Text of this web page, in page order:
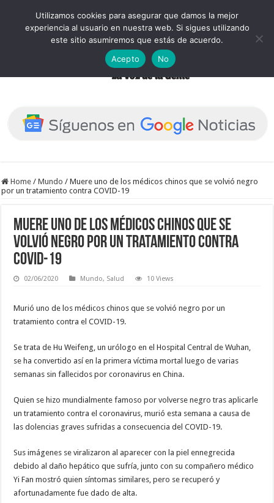
Home / Mundo / Muere uno de los médicos chinos que se volvió negro
por un tratamiento contra COVID-19
Muere uno de los médicos chinos que se
volvió negro por un tratamiento contra
COVID-19
02/06/2020 Mundo, Salud 10 Views
Murió uno de los médicos chinos que se volvió negro por un
tratamiento contra el COVID-19.
Se trata de Hu Weifeng, un urólogo en el Hospital Central de Wuhan,
se ha convertido así en la primera víctima mortal luego de varias
semanas sin fallecidos por coronavirus en China.
Quien se hizo mundialmente famoso por volverse negro tras aplicarle
un tratamiento contra el coronavirus, murió esta semana a causa de
las dolencias graves sufridas a consecuencia del COVID-19.
Sus imágenes se viralizaron al aparecer con la piel ennegrecida
debido al daño hepático que sufría, junto con su compañero médico
Yi Fan mostró quien síntomas similares, pero se recuperó y
afortunadamente fue dado de alta.
Utilizamos cookies para asegurar que damos la mejor
experiencia al usuario en nuestra web. Si sigues utilizando
este sitio asumiremos que estás de acuerdo.
Acepto
No